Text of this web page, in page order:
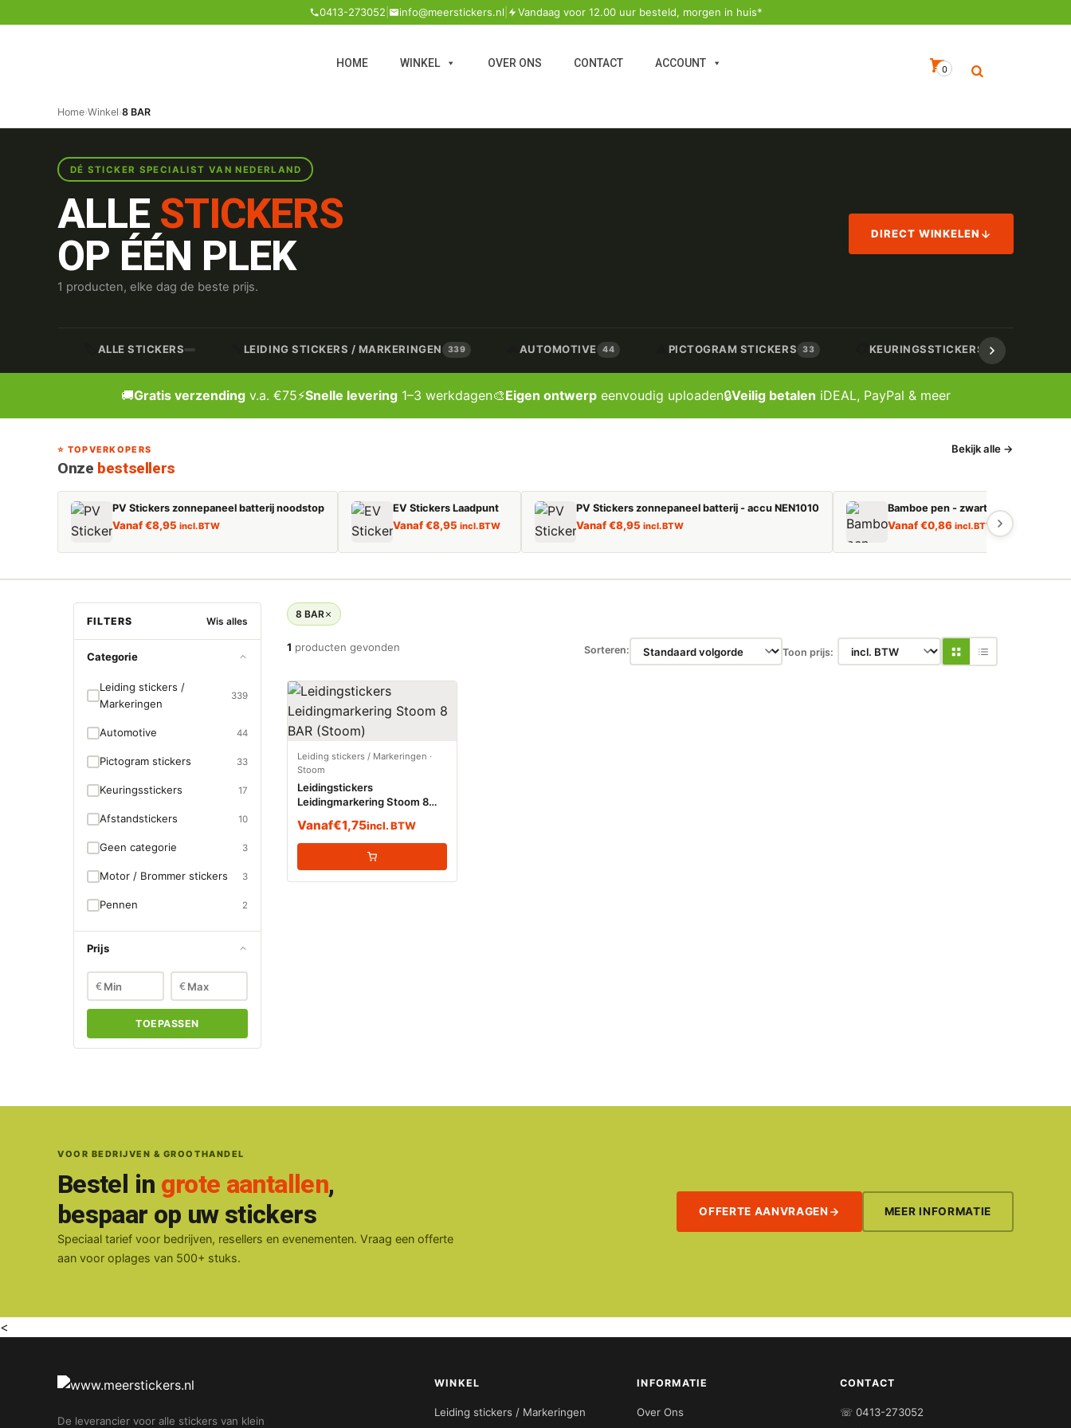
0413-273052 info@meerstickers.nl Vandaag voor 12.00 uur besteld, morgen in huis*
HOME WINKEL OVER ONS CONTACT ACCOUNT 0
Home›Winkel›8 BAR
DÉ STICKER SPECIALIST VAN NEDERLAND
ALLE STICKERS
OP ÉÉN PLEK
1 producten, elke dag de beste prijs.
DIRECT WINKELEN
ALLE STICKERS LEIDING STICKERS / MARKERINGEN 339 AUTOMOTIVE 44 PICTOGRAM STICKERS 33 KEURINGSSTICKERS 17
🚚Gratis verzendingv.a. €75⚡Snelle levering1–3 werkdagen🎨Eigen ontwerpeenvoudig uploaden🔒Veilig betalen iDEAL, PayPal & meer
⭐ TOPVERKOPERS
Onze bestsellers
Bekijk alle →
PV Stickers zonnepaneel batterij noodstop
Vanaf€8,95 incl. BTW
EV Stickers Laadpunt
Vanaf€8,95 incl. BTW
PV Stickers zonnepaneel batterij - accu NEN1010
Vanaf€8,95 incl. BTW
Bamboe pen - zwart schrijvend
Vanaf€0,86 incl. BTW
FILTERS Wis alles
Categorie
Leiding stickers /
Markeringen
339
Automotive 44
Pictogram stickers 33
Keuringsstickers 17
Afstandstickers 10
Geen categorie 3
Motor / Brommer stickers 3
Pennen 2
Prijs
€ €
TOEPASSEN
8 BAR
1 producten gevonden Sorteren: Toon prijs:
Leiding stickers / Markeringen ·
Stoom
Leidingstickers
Leidingmarkering Stoom 8
Vanaf€1,75incl. BTW
VOOR BEDRIJVEN & GROOTHANDEL
Bestel in grote aantallen,
bespaar op uw stickers
Speciaal tarief voor bedrijven, resellers en evenementen. Vraag een offerte
aan voor oplages van 500+ stuks.
OFFERTE AANVRAGEN MEER INFORMATIE
<
De leverancier voor alle stickers van klein
WINKEL
Leiding stickers / Markeringen
INFORMATIE
Over Ons
CONTACT
☏ 0413-273052